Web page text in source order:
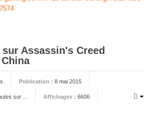
Assassin's Creed
Publication : 8 mai 2015
sur ... Affichages : 6606